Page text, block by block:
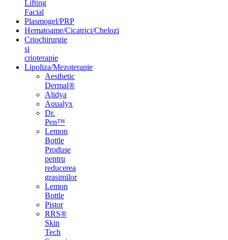
Lifting
Facial
Plasmogel/PRP
Hematoame/Cicatrici/Chelozi
Criochirurgie
si
crioterapie
Lipoliza/Mezoterapie
Aesthetic
Dermal®
Alidya
Aqualyx
Dr.
Pen™
Lemon
Bottle
Produse
pentru
reducerea
grasimilor
Lemon
Bottle
Pistor
RRS®
Skin
Tech